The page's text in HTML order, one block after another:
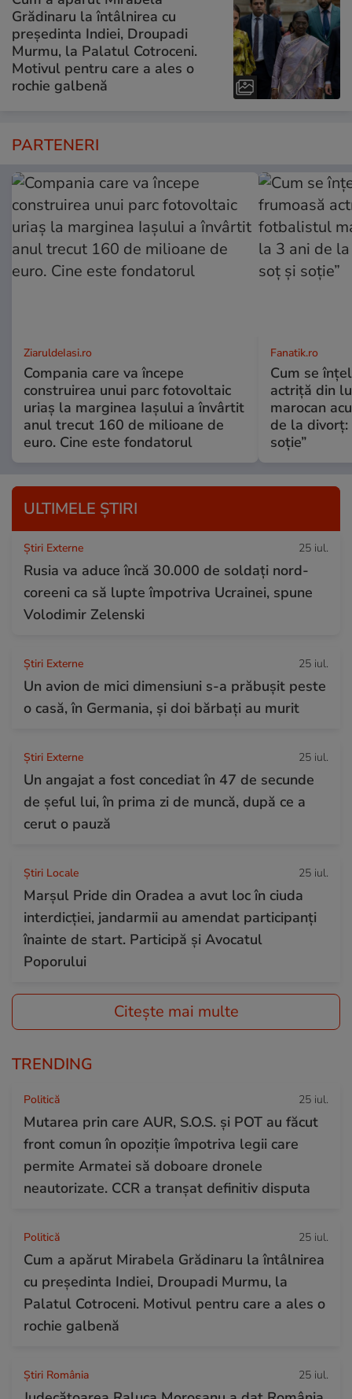
Grădinaru la întâlnirea cu
președinta Indiei, Droupadi
Murmu, la Palatul Cotroceni.
Motivul pentru care a ales o
rochie galbenă
PARTENERI
ZiaruldeIasi.ro
Compania care va începe
construirea unui parc fotovoltaic
uriaș la marginea Iașului a învârtit
anul trecut 160 de milioane de
euro. Cine este fondatorul
Fanatik.ro
Cum se
actriță din
marocan
de la divorț:
soție”
ULTIMELE ȘTIRI
Știri Externe 25 iul.
Rusia va aduce încă 30.000 de soldaţi nord-
coreeni ca să lupte împotriva Ucrainei, spune
Volodimir Zelenski
Știri Externe 25 iul.
Un avion de mici dimensiuni s-a prăbușit peste
o casă, în Germania, și doi bărbați au murit
Știri Externe 25 iul.
Un angajat a fost concediat în 47 de secunde
de șeful lui, în prima zi de muncă, după ce a
cerut o pauză
Știri Locale 25 iul.
Marșul Pride din Oradea a avut loc în ciuda
interdicției, jandarmii au amendat participanți
înainte de start. Participă și Avocatul
Poporului
Citește mai multe
TRENDING
Politică 25 iul.
Mutarea prin care AUR, S.O.S. și POT au făcut
front comun în opoziție împotriva legii care
permite Armatei să doboare dronele
neautorizate. CCR a tranșat definitiv disputa
Politică 25 iul.
Cum a apărut Mirabela Grădinaru la întâlnirea
cu președinta Indiei, Droupadi Murmu, la
Palatul Cotroceni. Motivul pentru care a ales o
rochie galbenă
Știri România 25 iul.